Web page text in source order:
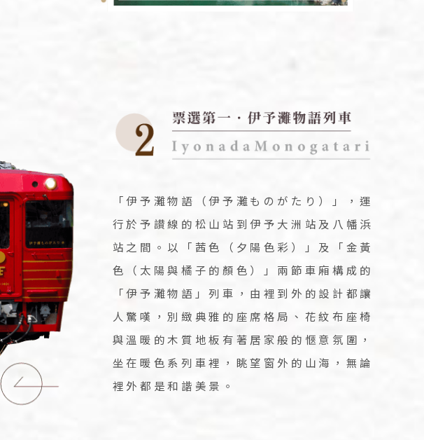
「伊予灘物語（伊予灘ものがたり）」，運
行於予讃線的松山站到伊予大洲站及八幡浜
站之間。以「茜色（夕陽色彩）」及「金黃
色（太陽與橘子的顏色）」兩節車廂構成的
「伊予灘物語」列車，由裡到外的設計都讓
人驚嘆，別緻典雅的座席格局、花紋布座椅
與溫暖的木質地板有著居家般的愜意氛圍，
坐在暖色系列車裡，眺望窗外的山海，無論
裡外都是和諧美景。